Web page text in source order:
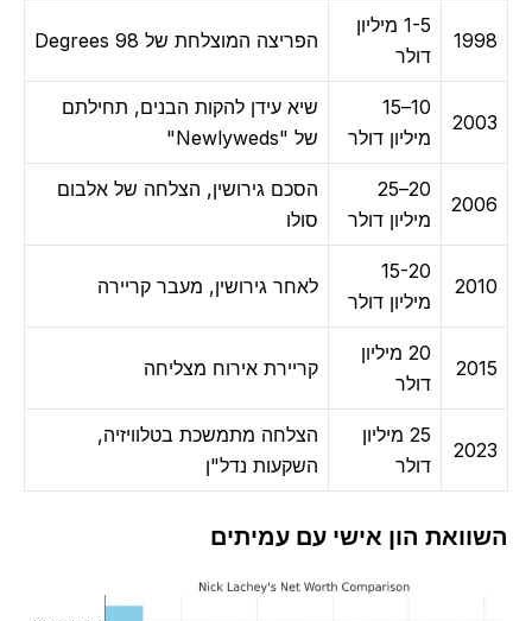
1998
1-5 מיליון
דולר
הפריצה המוצלחת של 98 Degrees
2003
10–15
מיליון דולר
שיא עידן להקות הבנים, תחילתם
של "Newlyweds"
2006
20–25
מיליון דולר
הסכם גירושין, הצלחה של אלבום
סולו
2010
15-20
מיליון דולר
לאחר גירושין, מעבר קריירה
2015
20 מיליון
דולר
קריירת אירוח מצליחה
2023
25 מיליון
דולר
הצלחה מתמשכת בטלוויזיה,
השקעות נדל"ן
השוואת הון אישי עם עמיתים